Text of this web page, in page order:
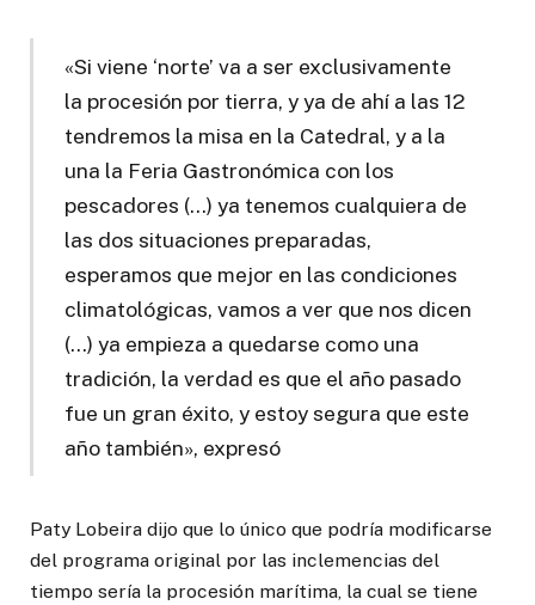
«Si viene ‘norte’ va a ser exclusivamente
la procesión por tierra, y ya de ahí a las 12
tendremos la misa en la Catedral, y a la
una la Feria Gastronómica con los
pescadores (…) ya tenemos cualquiera de
las dos situaciones preparadas,
esperamos que mejor en las condiciones
climatológicas, vamos a ver que nos dicen
(…) ya empieza a quedarse como una
tradición, la verdad es que el año pasado
fue un gran éxito, y estoy segura que este
año también», expresó
Paty Lobeira dijo que lo único que podría modificarse
del programa original por las inclemencias del
tiempo sería la procesión marítima, la cual se tiene